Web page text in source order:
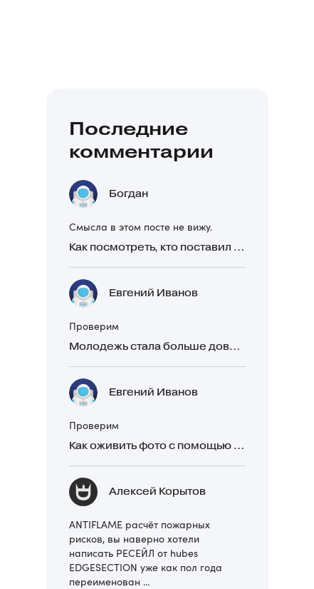
Последние
комментарии
Богдан
Смысла в этом посте не вижу.
Как посмотреть, кто поставил реакцию в Telegram
Евгений Иванов
Проверим
Молодежь стала больше доверять рекомендациям в закрытых Telegram-чатах, чем официальной рекламе
Евгений Иванов
Проверим
Как оживить фото с помощью нейросетей в 2026 году: 17 бесплатных онлайн-сервисов, приложений и ботов
Алексей Корытов
ANTIFLAME расчёт пожарных
рисков, вы наверно хотели
написать РЕСЕЙЛ от hubes
EDGESECTION уже как пол года
переименован ...